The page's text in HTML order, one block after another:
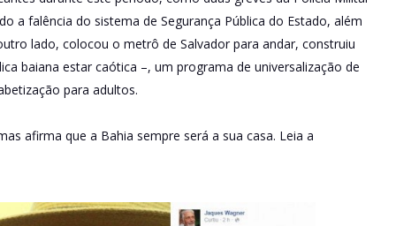
a falência do sistema de Segurança Pública do Estado, além
lado, colocou o metrô de Salvador para andar, construiu
baiana estar caótica –, um programa de universalização de
para adultos.
afirma que a Bahia sempre será a sua casa. Leia a